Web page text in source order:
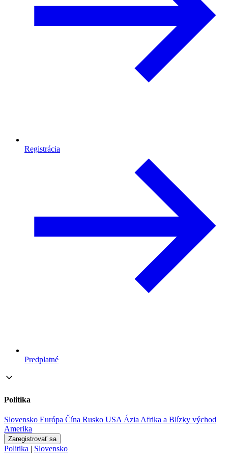
Registrácia
Predplatné
Politika
Slovensko Európa Čína Rusko USA ÁziaAfrika a Blízky východ
Amerika
Zaregistrovať sa
Politika | Slovensko